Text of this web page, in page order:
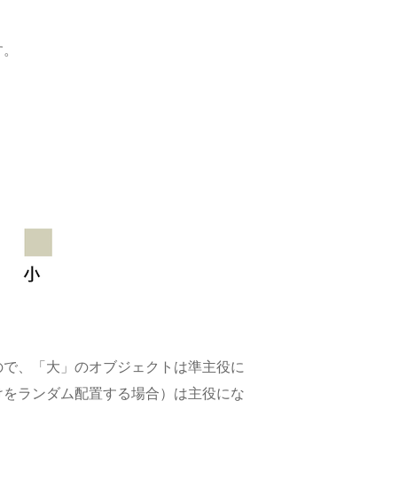
、「大」のオブジェクトは準主役に
ランダム配置する場合）は主役にな